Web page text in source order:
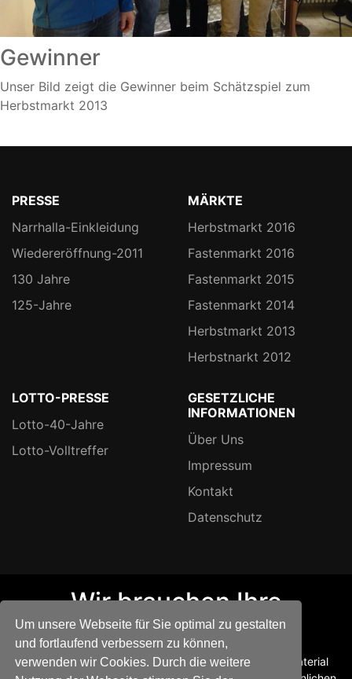
Um unsere Webseite für Sie optimal zu gestalten
und fortlaufend verbessern zu können,
verwenden wir Cookies. Durch die weitere
Gewinner
Unser Bild zeigt die Gewinner beim Schätzspiel zum
Herbstmarkt 2013
PRESSE
Narrhalla-Einkleidung
Wiedereröffnung-2011
130 Jahre
125-Jahre
MÄRKTE
Herbstmarkt 2016
Fastenmarkt 2016
Fastenmarkt 2015
Fastenmarkt 2014
Herbstmarkt 2013
Herbstnarkt 2012
LOTTO-PRESSE
Lotto-40-Jahre
Lotto-Volltreffer
GESETZLICHE
INFORMATIONEN
Über Uns
Impressum
Kontakt
Datenschutz
Wir brauchen Ihre
Zustimmung!
Diese Webseite verwendet Google Maps um Kartenmaterial